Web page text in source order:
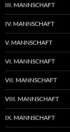
III. MANNSCHAFT
IV. MANNSCHAFT
V. MANNSCHAFT
VI. MANNSCHAFT
VII. MANNSCHAFT
VIII. MANNSCHAFT
IX. MANNSCHAFT